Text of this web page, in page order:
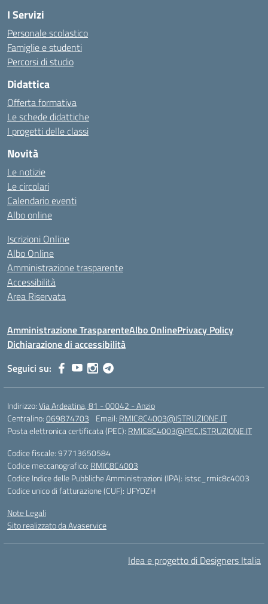
I Servizi
Personale scolastico
Famiglie e studenti
Percorsi di studio
Didattica
Offerta formativa
Le schede didattiche
I progetti delle classi
Novità
Le notizie
Le circolari
Calendario eventi
Albo online
Iscrizioni Online
Albo Online
Amministrazione trasparente
Accessibilità
Area Riservata
Amministrazione TrasparenteAlbo OnlinePrivacy Policy
Dichiarazione di accessibilità
Seguici su:
Indirizzo:Via Ardeatina, 81 - 00042 - Anzio
Centralino:069874703 Email: RMIC8C4003@ISTRUZIONE.IT
Posta elettronica certificata (PEC): RMIC8C4003@PEC.ISTRUZIONE.IT
Codice fiscale: 97713650584
Codice meccanografico: RMIC8C4003
Codice Indice delle Pubbliche Amministrazioni (IPA): istsc_rmic8c4003
Codice unico di fatturazione (CUF): UFYDZH
Note Legali
Sito realizzato da Avaservice
Idea e progetto di Designers Italia